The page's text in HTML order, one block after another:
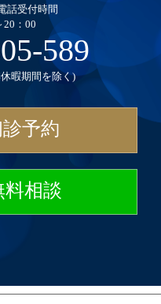
話受付時間
20：00
589
暇期間を除く)
予約
相談